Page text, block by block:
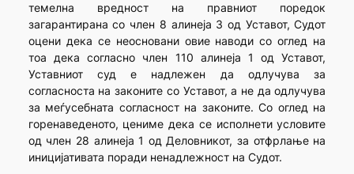
темелна вредност на правниот поредок
загарантирана со член 8 алинеја 3 од Уставот, Судот
оцени дека се неосновани овие наводи со оглед на
тоа дека согласно член 110 алинеја 1 од Уставот,
Уставниот суд е надлежен да одлучува за
согласноста на законите со Уставот, а не да одлучува
за меѓусебната согласност на законите. Со оглед на
горенаведеното, цениме дека се исполнети условите
од член 28 алинеја 1 од Деловникот, за отфрлање на
иницијативата поради ненадлежност на Судот.